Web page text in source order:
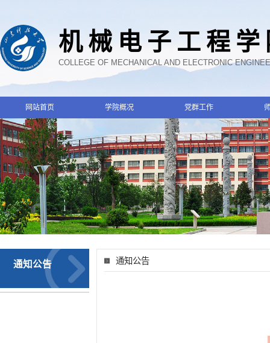
机械电子工程
COLLEGE OF MECHANICAL AND ELECTRONIC
网站首页 学院概况 党群工作
通知公告 通知公告